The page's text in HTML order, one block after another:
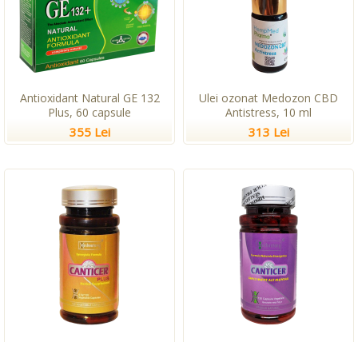
Antioxidant Natural GE 132
Plus, 60 capsule
355 Lei
Ulei ozonat Medozon CBD
Antistress, 10 ml
313 Lei